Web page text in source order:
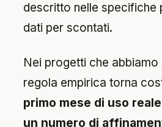
descritto nelle specifiche
dati per scontati.
Nei progetti che abbiamo
regola empirica torna
primo mese di uso
un numero di